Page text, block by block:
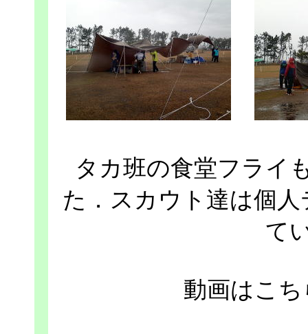
タカ班の食堂フライ
た．スカウト達は個
て
動画はこ